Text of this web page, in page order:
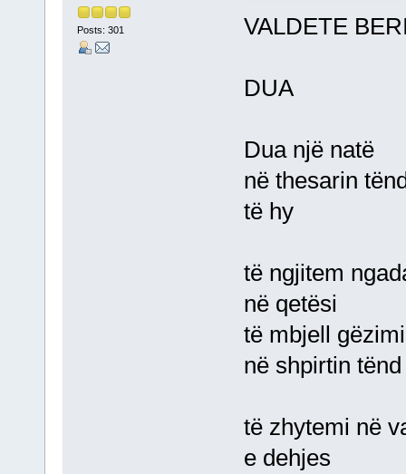
Posts: 301 VALDETE
DUA
Dua një natë
në thesarin
të hy
të ngjitem
në qetësi
të mbjell
në shpirtin tënd
të zhytemi në
e dehjes